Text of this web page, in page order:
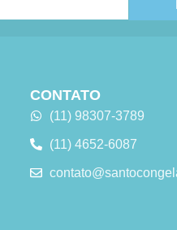
CONTATO
(11) 98307-3789
(11) 4652-6087